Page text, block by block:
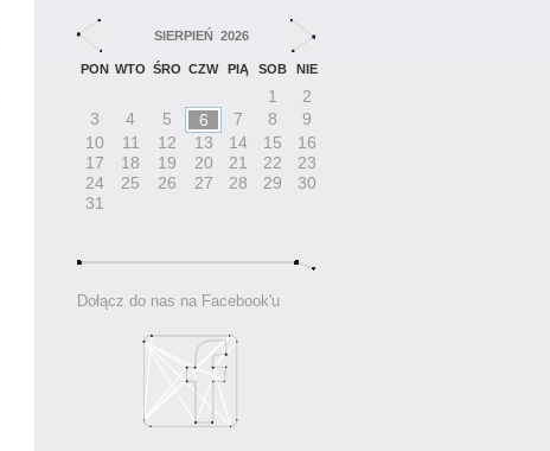
SIERPIEŃ 2026
PON WTO ŚRO CZW PIĄ SOB NIE
1
2
3
4 5 6 7 8
9
10
11 12 13 14 15
16
17
18 19 20 21 22
23
24
25 26 27 28 29
30
31
Dołącz do nas na Facebook'u